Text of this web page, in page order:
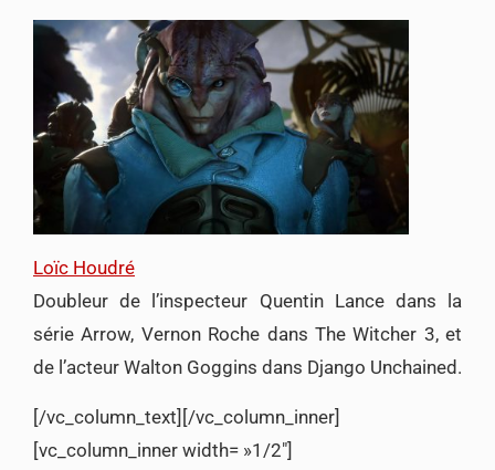
Loïc Houdré
Doubleur de l’inspecteur Quentin Lance dans la
série Arrow, Vernon Roche dans The Witcher 3, et
de l’acteur Walton Goggins dans Django Unchained.
[/vc_column_text][/vc_column_inner]
[vc_column_inner width= »1/2″]